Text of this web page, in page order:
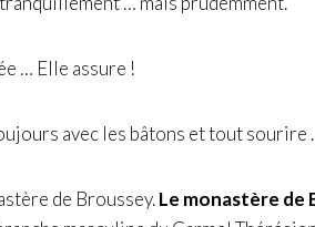
… Elle assure !
avec les bâtons et tout sourire
de Broussey.Le monastère de